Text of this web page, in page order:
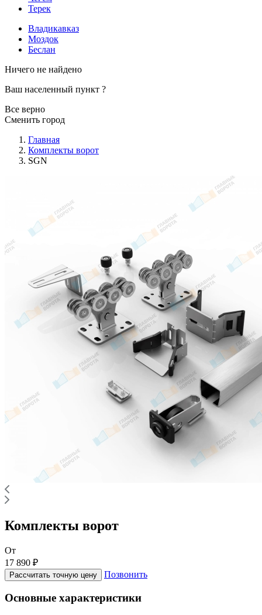
Терек
Владикавказ
Моздок
Беслан
Ничего не найдено
Ваш населенный пункт ?
Все верно
Сменить город
Главная
Комплекты ворот
SGN
Комплекты ворот
От
17 890 ₽
Рассчитать точную цену Позвонить
Основные характеристики